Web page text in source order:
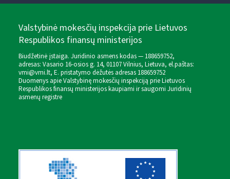
Valstybinė mokesčių inspekcija prie Lietuvos
Respublikos finansų ministerijos
Biudžetinė įstaiga. Juridinio asmens kodas — 188659752,
adresas: Vasario 16-osios g. 14, 01107 Vilnius, Lietuva, el.paštas:
vmi@vmi.lt, E. pristatymo dėžutės adresas 188659752
Duomenys apie Valstybinę mokesčių inspekciją prie Lietuvos
Respublikos finansų ministerijos kaupiami ir saugomi Juridinių
asmenų registre